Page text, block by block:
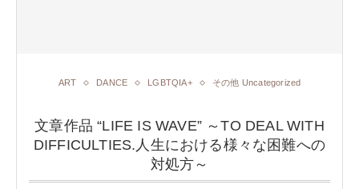
ART DANCE LGBTQIA+ その他 Uncategorized
文章作品 “LIFE IS WAVE” ～TO DEAL WITH
DIFFICULTIES.人生における様々な困難への
対処方～